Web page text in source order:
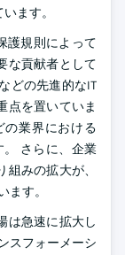
ます。
護規則によって
な貢献者として
どの先進的なIT
点を置いていま
の業界における
。 さらに、企業
みの拡大が、
す。
は急速に拡大し
スフォーメーシ